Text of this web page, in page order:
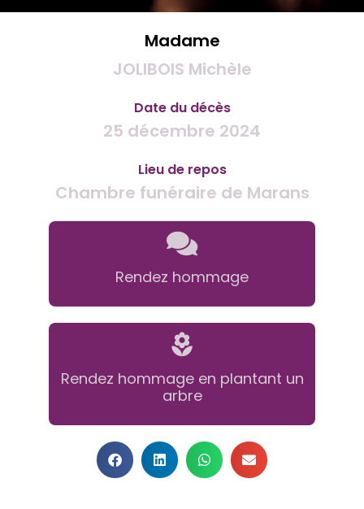
Madame
JOLIBOIS Michèle
Date du décès
25 décembre 2024
Lieu de repos
Chambre funéraire de Marans
Rendez hommage
Rendez hommage en plantant un
arbre